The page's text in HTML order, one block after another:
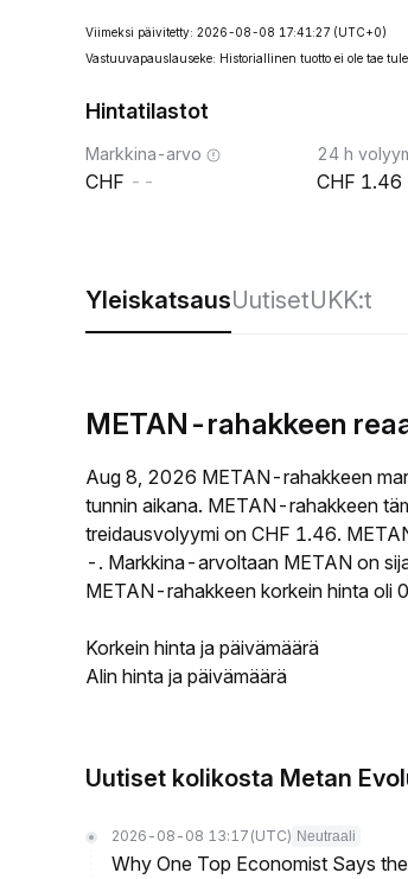
Viimeksi päivitetty: 2026-08-08 17:41:27 (UTC+0)
Vastuuvapauslauseke: Historiallinen tuotto ei ole tae
Hintatilastot
Markkina-arvo
--
24 h
1.46
YleiskatsausUutisetUKK:t
METAN-rahakkeen
Aug 8, 2026 METAN-rahakkeen
tunnin aikana. METAN-rahakkeen
treidausvolyymi on CHF 1.46.
-. Markkina-arvoltaan METAN on
METAN-rahakkeen korkein hinta oli
Korkein hinta ja päivämäärä
Alin hinta ja päivämäärä
Uutiset kolikosta Metan
2026-08-08 13:17 (UTC) Neutraali
Why One Top Economist Says